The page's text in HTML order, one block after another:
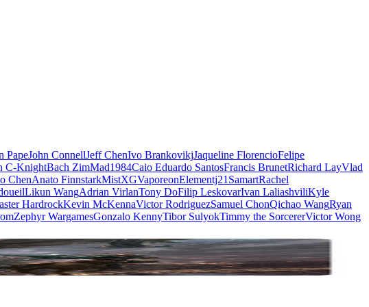
PapeJohn ConnellJeff ChenIvo BrankovikjJaqueline FlorencioFelipe
C-KnightBach ZimMad1984Caio Eduardo SantosFrancis BrunetRichard LayVlad
ChenAnato FinnstarkMistXGVaporeonElementj21 SamartRachel
Likun WangAdrian VirlanTony DoFilip LeskovarIvan LaliashviliKyle
HardrockKevin McKennaVictor RodriguezSamuel ChonQichao WangRyan
Zephyr WargamesGonzalo KennyTibor SulyokTimmy the SorcererVictor Wong